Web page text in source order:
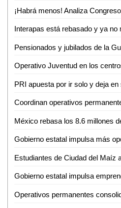
Operativo Juventud en los
PRI apuesta por ir solo y deja
Estudiantes de Ciudad del Maíz